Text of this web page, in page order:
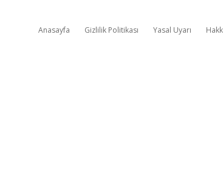
Anasayfa Gizlilik Politikası Yasal Uyarı